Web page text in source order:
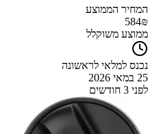
המחיר הממוצע
584₪
ממוצע משוקלל
נכנס למלאי לראשונה
25 במאי 2026
לפני 3 חודשים